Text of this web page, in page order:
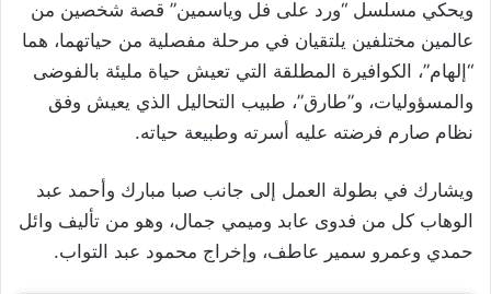
ويحكي مسلسل “ورد على فل وياسمين” قصة شخصين من
عالمين مختلفين يلتقيان في مرحلة مفصلية من حياتهما، هما
“إلهام”، الكوافيرة المطلقة التي تعيش حياة مليئة بالفوضى
والمسؤوليات، و”طارق”، طبيب التحاليل الذي يعيش وفق
نظام صارم فرضته عليه أسرته وطبيعة حياته.
ويشارك في بطولة العمل إلى جانب صبا مبارك وأحمد عبد
الوهاب كل من فدوى عابد وميمي جمال، وهو من تأليف وائل
حمدي وعمرو سمير عاطف، وإخراج محمود عبد التواب.